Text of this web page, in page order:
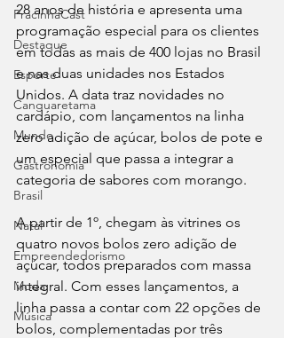
PracinhaCast
Destaque
Esporte
Canguaretama
Mundo
Gastronomia
Brasil
Natal
Empreendedorismo
Moda
Música
28 anos de história e apresenta uma
programação especial para os clientes
em todas as mais de 400 lojas no Brasil
e nas duas unidades nos Estados
Unidos. A data traz novidades no
cardápio, com lançamentos na linha
zero adição de açúcar, bolos de pote e
um especial que passa a integrar a
categoria de sabores com morango.
A partir de 1º, chegam às vitrines os
quatro novos bolos zero adição de
açúcar, todos preparados com massa
integral. Com esses lançamentos, a
linha passa a contar com 22 opções de
bolos, complementadas por três